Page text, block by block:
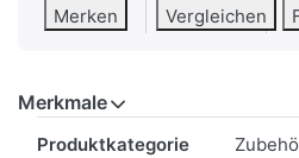
Merken Vergleichen
Merkmale
Produktkategorie